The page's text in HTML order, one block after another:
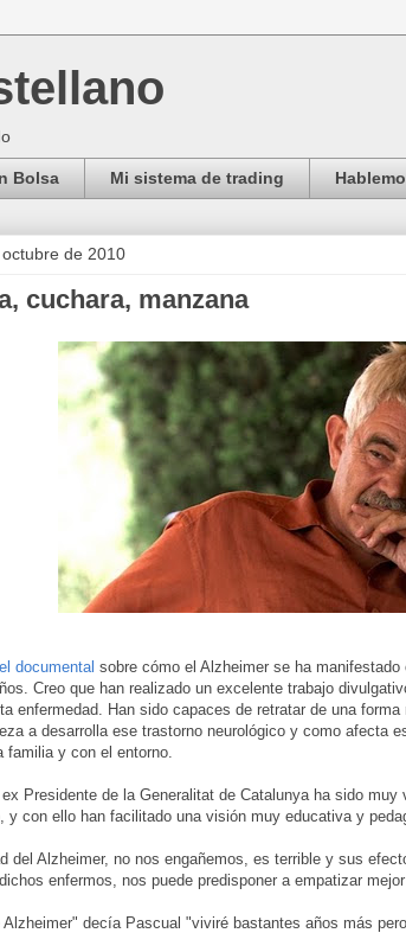
Bolsa Mi sistema de trading
de 2010
cuchara, manzana
el documental sobre cómo el Alzheimer se ha
Creo que han realizado un excelente trabajo
enfermedad. Han sido capaces de retratar de una
a desarrolla ese trastorno neurológico y como afecta
familia y con el entorno.
ex Presidente de la Generalitat de Catalunya ha sido
y con ello han facilitado una visión muy educativa y
del Alzheimer, no nos engañemos, es terrible y sus
enfermos, nos puede predisponer a empatizar
Alzheimer" decía Pascual "viviré bastantes años más